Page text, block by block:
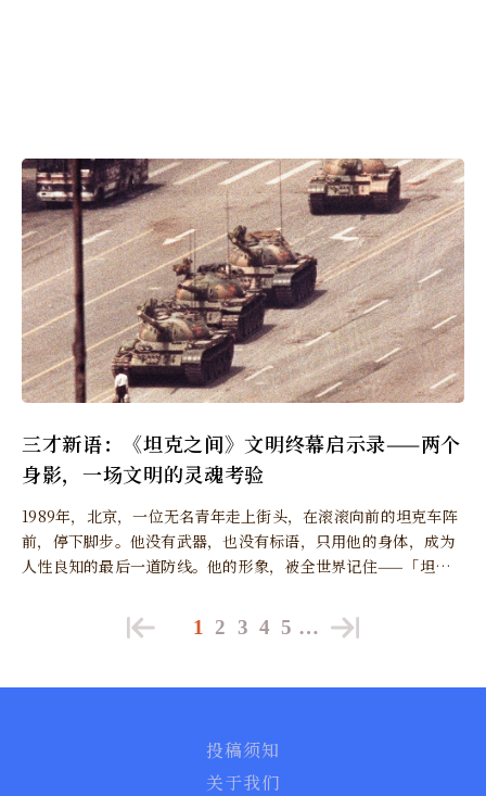
三才新语：《坦克之间》文明终幕启示录——两个
身影，一场文明的灵魂考验
1989年，北京，一位无名青年走上街头，在滚滚向前的坦克车阵
前，停下脚步。他没有武器，也没有标语，只用他的身体，成为
人性良知的最后一道防线。他的形象，被全世界记住——「坦克
这两位「坦克人」，一位站在街头，一位躺在手术台上。
1 2 3 4 5 …
投稿须知
关于我们